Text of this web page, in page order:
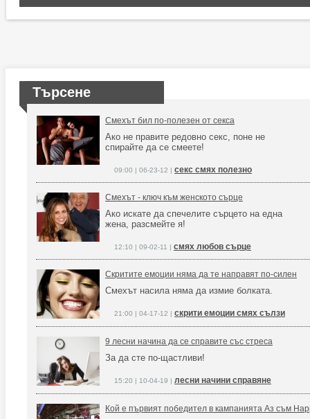
Търсене
Смехът бил по-полезен от секса
Ако не правите редовно секс, поне не
спирайте да се смеете!
09:00 | 06-23-12 | секс смях полезно
Смехът - ключ към женското сърце
Ако искате да спечелите сърцето на една
жена, разсмейте я!
12:10 | 09-02-11 | смях любов сърце
Скритите емоции няма да те направят по-силен
Смехът насила няма да измие болката.
21:00 | 04-17-12 | скрити емоции смях сълзи
9 лесни начина да се справите със стреса
За да сте по-щастливи!
15:20 | 10-04-19 | лесни начини справяне
Кой е първият победител в кампанията Аз съм